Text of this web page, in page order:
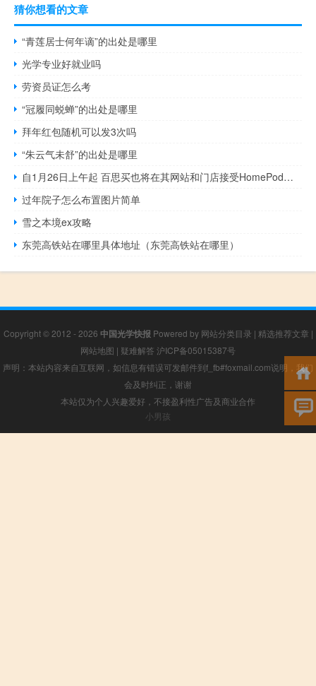
猜你想看的文章
“青莲居士何年谪”的出处是哪里
光学专业好就业吗
劳资员证怎么考
“冠履同蜕蝉”的出处是哪里
拜年红包随机可以发3次吗
“朱云气未舒”的出处是哪里
自1月26日上午起 百思买也将在其网站和门店接受HomePod预订
过年院子怎么布置图片简单
雪之本境ex攻略
东莞高铁站在哪里具体地址（东莞高铁站在哪里）
Copyright © 2012 - 2026 中国光学快报 Powered by 网站分类目录 | 精选推荐文章 |
网站地图 | 疑难解答 沪ICP备05015387号
声明：本站内容来自互联网，如信息有错误可发邮件到f_fb#foxmail.com说明，我们
会及时纠正，谢谢
本站仅为个人兴趣爱好，不接盈利性广告及商业合作
小男孩